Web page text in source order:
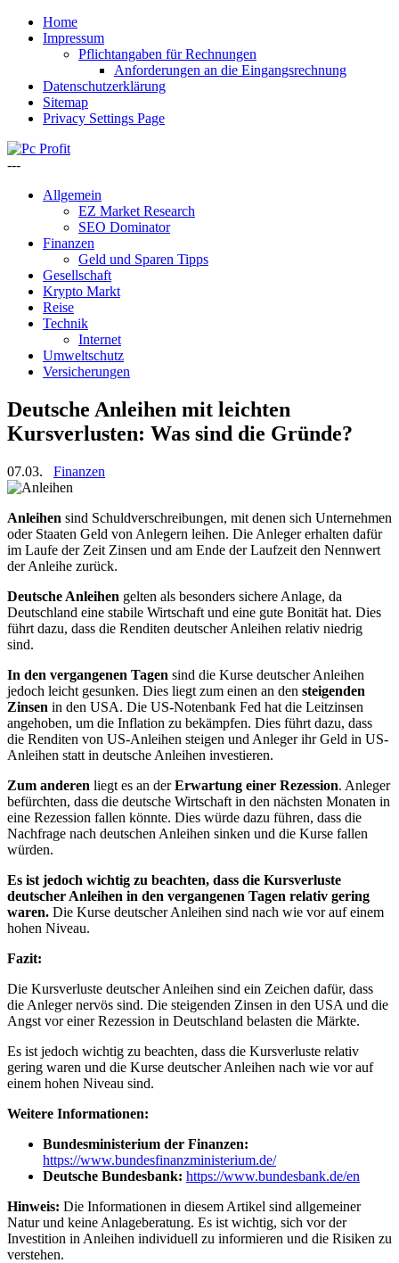
Home
Impressum
Pflichtangaben für Rechnungen
Anforderungen an die Eingangsrechnung
Datenschutzerklärung
Sitemap
Privacy Settings Page
---
Allgemein
EZ Market Research
SEO Dominator
Finanzen
Geld und Sparen Tipps
Gesellschaft
Krypto Markt
Reise
Technik
Internet
Umweltschutz
Versicherungen
Deutsche Anleihen mit leichten
Kursverlusten: Was sind die Gründe?
07.03. Finanzen
Anleihen sind Schuldverschreibungen, mit denen sich Unternehmen
oder Staaten Geld von Anlegern leihen. Die Anleger erhalten dafür
im Laufe der Zeit Zinsen und am Ende der Laufzeit den Nennwert
der Anleihe zurück.
Deutsche Anleihen gelten als besonders sichere Anlage, da
Deutschland eine stabile Wirtschaft und eine gute Bonität hat. Dies
führt dazu, dass die Renditen deutscher Anleihen relativ niedrig
sind.
In den vergangenen Tagen sind die Kurse deutscher Anleihen
jedoch leicht gesunken. Dies liegt zum einen an den steigenden
Zinsen in den USA. Die US-Notenbank Fed hat die Leitzinsen
angehoben, um die Inflation zu bekämpfen. Dies führt dazu, dass
die Renditen von US-Anleihen steigen und Anleger ihr Geld in US-
Anleihen statt in deutsche Anleihen investieren.
Zum anderen liegt es an derErwartung einer Rezession. Anleger
befürchten, dass die deutsche Wirtschaft in den nächsten Monaten in
eine Rezession fallen könnte. Dies würde dazu führen, dass die
Nachfrage nach deutschen Anleihen sinken und die Kurse fallen
würden.
Es ist jedoch wichtig zu beachten, dass die Kursverluste
deutscher Anleihen in den vergangenen Tagen relativ gering
waren. Die Kurse deutscher Anleihen sind nach wie vor auf einem
hohen Niveau.
Fazit:
Die Kursverluste deutscher Anleihen sind ein Zeichen dafür, dass
die Anleger nervös sind. Die steigenden Zinsen in den USA und die
Angst vor einer Rezession in Deutschland belasten die Märkte.
Es ist jedoch wichtig zu beachten, dass die Kursverluste relativ
gering waren und die Kurse deutscher Anleihen nach wie vor auf
einem hohen Niveau sind.
Weitere Informationen:
Bundesministerium der Finanzen:
https://www.bundesfinanzministerium.de/
Deutsche Bundesbank: https://www.bundesbank.de/en
Hinweis: Die Informationen in diesem Artikel sind allgemeiner
Natur und keine Anlageberatung. Es ist wichtig, sich vor der
Investition in Anleihen individuell zu informieren und die Risiken zu
verstehen.